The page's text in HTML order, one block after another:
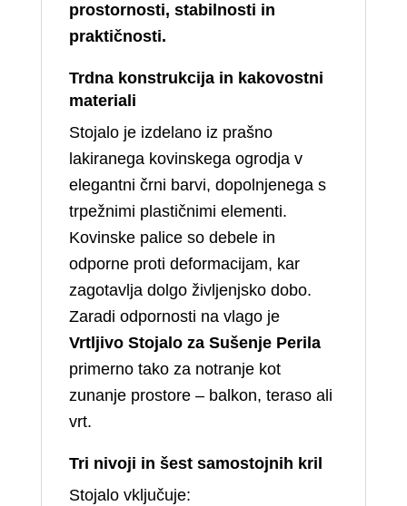
prostornosti, stabilnosti in
praktičnosti.
Trdna konstrukcija in kakovostni
materiali
Stojalo je izdelano iz prašno
lakiranega kovinskega ogrodja v
elegantni črni barvi, dopolnjenega s
trpežnimi plastičnimi elementi.
Kovinske palice so debele in
odporne proti deformacijam, kar
zagotavlja dolgo življenjsko dobo.
Zaradi odpornosti na vlago je
Vrtljivo Stojalo za Sušenje Perila
primerno tako za notranje kot
zunanje prostore – balkon, teraso ali
vrt.
Tri nivoji in šest samostojnih kril
Stojalo vključuje: